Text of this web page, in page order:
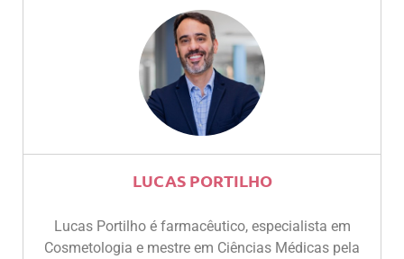
LUCAS PORTILHO
Lucas Portilho é farmacêutico, especialista em
Cosmetologia e mestre em Ciências Médicas pela